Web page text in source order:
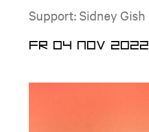
Support: Sidney Gish
FR 04 NOV 2022